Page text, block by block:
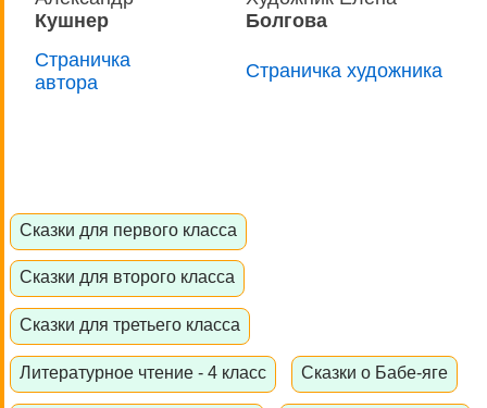
Кушнер
Болгова
Страничка
автора
Страничка художника
Сказки для первого класса
Сказки для второго класса
Сказки для третьего класса
Литературное чтение - 4 класс Сказки о Бабе-яге